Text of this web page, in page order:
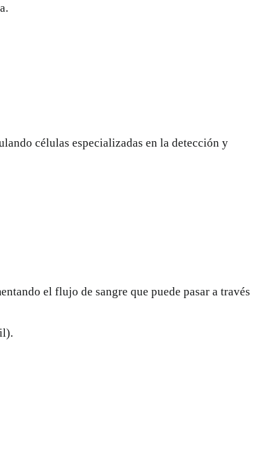
células especializadas en la detección y
el flujo de sangre que puede pasar a través